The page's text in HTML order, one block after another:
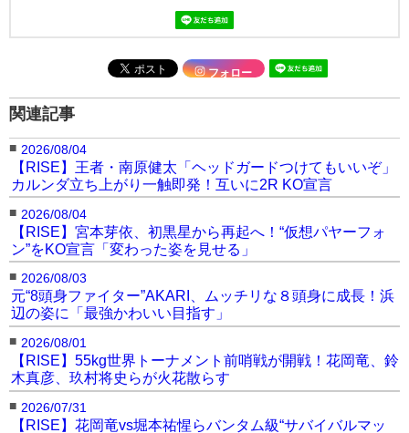
フォロー
関連記事
■ 2026/08/04
【RISE】王者・南原健太「ヘッドガードつけてもいいぞ」
カルンダ立ち上がり一触即発！互いに2R KO宣言
■ 2026/08/04
【RISE】宮本芽依、初黒星から再起へ！“仮想パヤーフォ
ン”をKO宣言「変わった姿を見せる」
■ 2026/08/03
元“8頭身ファイター”AKARI、ムッチリな８頭身に成長！浜
辺の姿に「最強かわいい目指す」
■ 2026/08/01
【RISE】55kg世界トーナメント前哨戦が開戦！花岡竜、鈴
木真彦、玖村将史らが火花散らす
■ 2026/07/31
【RISE】花岡竜vs堀本祐惺らバンタム級“サバイバルマッ